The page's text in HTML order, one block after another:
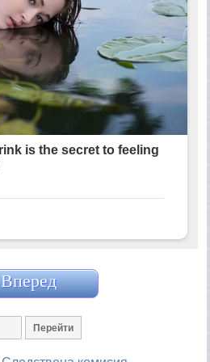
Вперед